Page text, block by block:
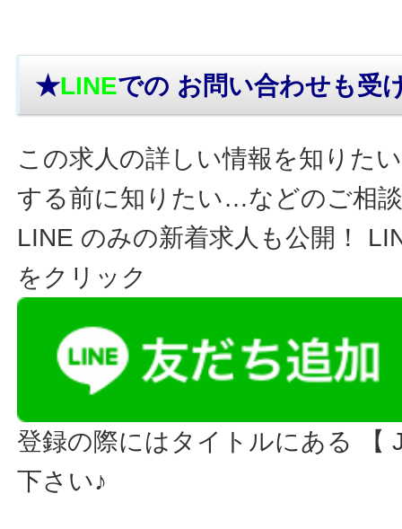
★LINEでの お問い合わせも受
この求人の詳しい情報を知りた
する前に知りたい…などのご相
LINE のみの新着求人も公開！
をクリック
登録の際にはタイトルにある 【
下さい♪